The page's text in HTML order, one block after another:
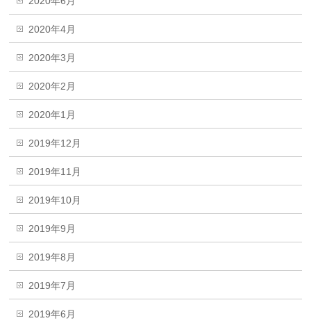
2020年4月
2020年3月
2020年2月
2020年1月
2019年12月
2019年11月
2019年10月
2019年9月
2019年8月
2019年7月
2019年6月